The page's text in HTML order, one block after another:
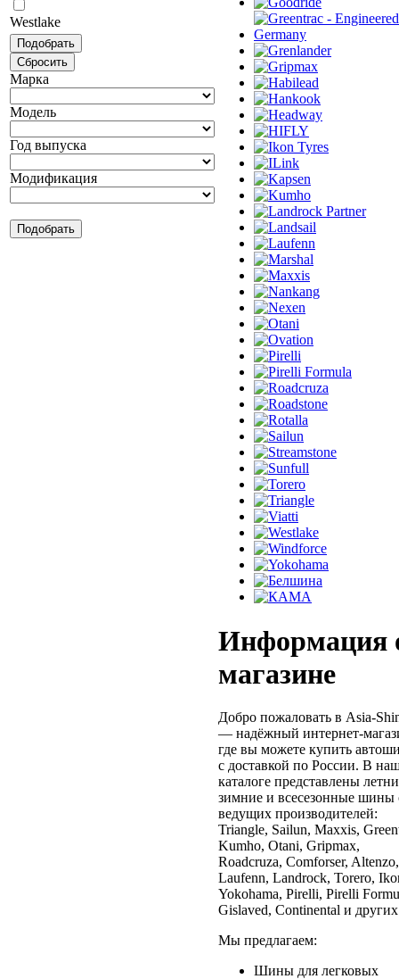
Westlake
Марка
Модель
Год выпуска
Модификация
Информация
магазине
Добро пожаловать в Asia-
— надёжный интернет-
где вы можете купить
с доставкой по России. В
каталоге представлены
зимние и всесезонные шины
ведущих производителей:
Triangle, Sailun, Maxxis,
Kumho, Otani, Gripmax,
Roadcruza, Comforser, Altenzo,
Laufenn, Landrock, Torero,
Yokohama, Pirelli, Pirelli
Gislaved, Continental и
Мы предлагаем:
Шины для легковых